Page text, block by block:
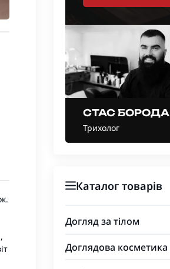
СТАС БОРОДА
Трихолог
Каталог товарів
Догляд за тілом
Доглядова косметика